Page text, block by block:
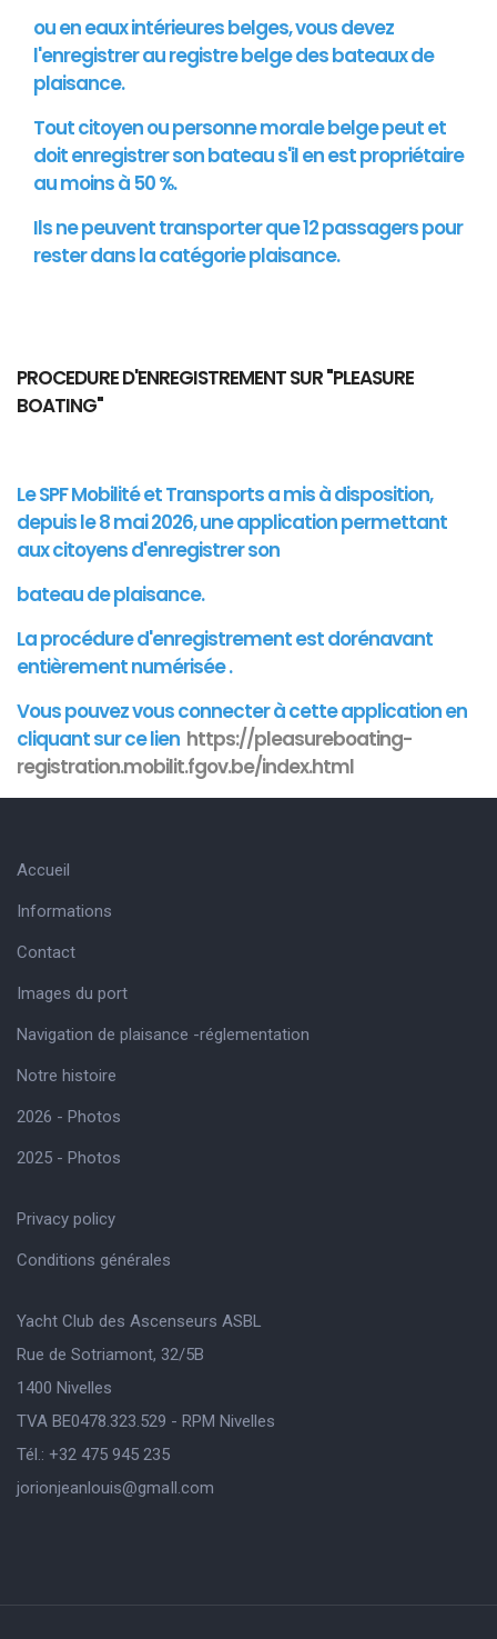
ou en eaux intérieures belges, vous devez
l'enregistrer au registre belge des bateaux de
plaisance.
Tout citoyen ou personne morale belge peut et
doit enregistrer son bateau s'il en est propriétaire
au moins à 50 %.
Ils ne peuvent transporter que 12 passagers pour
rester dans la catégorie plaisance.
PROCEDURE D'ENREGISTREMENT SUR "PLEASURE
BOATING"
Le SPF Mobilité et Transports a mis à disposition,
depuis le 8 mai 2026, une application permettant
aux citoyens d'enregistrer son
bateau de plaisance.
La procédure d'enregistrement est dorénavant
entièrement numérisée .
Vous pouvez vous connecter à cetteapplicationen
cliquant sur ce lien https://pleasureboating-
registration.mobilit.fgov.be/index.html
Accueil
Informations
Contact
Images du port
Navigation de plaisance -réglementation
Notre histoire
2026 - Photos
2025 - Photos
Privacy policy
Conditions générales
Yacht Club des Ascenseurs ASBL
Rue de Sotriamont, 32/5B
1400 Nivelles
TVA BE0478.323.529 - RPM Nivelles
Tél.: +32 475 945 235
jorionjeanlouis@gmaIl.com